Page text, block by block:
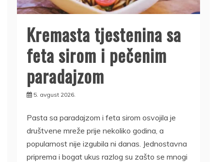
Kremasta tjestenina sa
feta sirom i pečenim
paradajzom
5. avgust 2026.
Pasta sa paradajzom i feta sirom osvojila je
društvene mreže prije nekoliko godina, a
popularnost nije izgubila ni danas. Jednostavna
priprema i bogat ukus razlog su zašto se mnogi